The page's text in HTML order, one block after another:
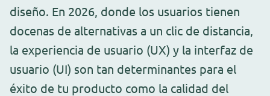
diseño. En 2026, donde los usuarios tienen
docenas de alternativas a un clic de distancia,
la experiencia de usuario (UX) y la interfaz de
usuario (UI) son tan determinantes para el
éxito de tu producto como la calidad del